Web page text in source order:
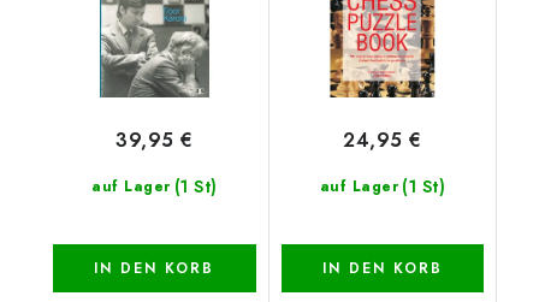
auf Lager (1 St)
39,95 €
IN DEN KORB
auf Lager (1 St)
24,95 €
IN DEN KORB